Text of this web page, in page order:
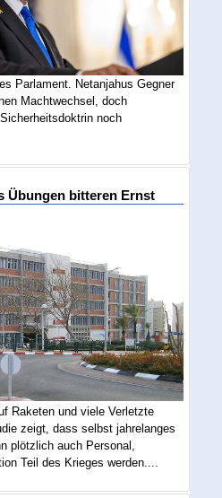
Parlament. Netanjahus Gegner
Machtwechsel, doch
noch
Übungen bitteren Ernst
Raketen und viele Verletzte
zeigt, dass selbst jahrelanges
plötzlich auch Personal,
Teil des Krieges werden....